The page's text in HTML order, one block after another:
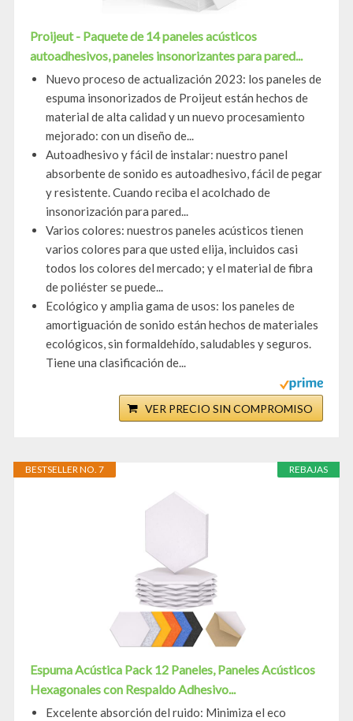
Proijeut - Paquete de 14 paneles acústicos
autoadhesivos, paneles insonorizantes para pared...
Nuevo proceso de actualización 2023: los paneles de
espuma insonorizados de Proijeut están hechos de
material de alta calidad y un nuevo procesamiento
mejorado: con un diseño de...
Autoadhesivo y fácil de instalar: nuestro panel
absorbente de sonido es autoadhesivo, fácil de pegar
y resistente. Cuando reciba el acolchado de
insonorización para pared...
Varios colores: nuestros paneles acústicos tienen
varios colores para que usted elija, incluidos casi
todos los colores del mercado; y el material de fibra
de poliéster se puede...
Ecológico y amplia gama de usos: los paneles de
amortiguación de sonido están hechos de materiales
ecológicos, sin formaldehído, saludables y seguros.
Tiene una clasificación de...
VER PRECIO SIN COMPROMISO
REBAJAS
BESTSELLER NO. 7
Espuma Acústica Pack 12 Paneles, Paneles Acústicos
Hexagonales con Respaldo Adhesivo...
Excelente absorción del ruido: Minimiza el eco